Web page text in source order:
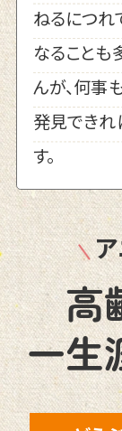
ねるにつれ
なることも
んが、何事
発見できれ
す。
高
一生